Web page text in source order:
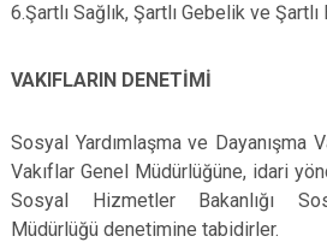
6.Şartlı Sağlık, Şartlı Gebelik ve Şartlı
VAKIFLARIN DENETİMİ
Sosyal Yardımlaşma ve Dayanışma
Vakıflar Genel Müdürlüğüne, idari
Sosyal Hizmetler Bakanlığı
Müdürlüğü denetimine tabidirler.